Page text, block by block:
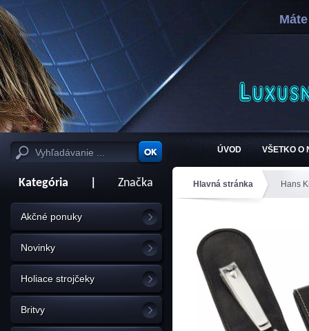
ÚVOD VŠETKO O
Kategória Značka
Akčné ponuky
Novinky
Holiace strojčeky
Britvy
Hlavná stránka Hans